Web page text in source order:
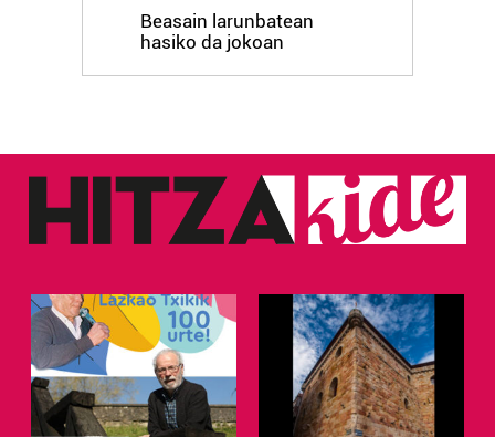
Beasain larunbatean
hasiko da jokoan